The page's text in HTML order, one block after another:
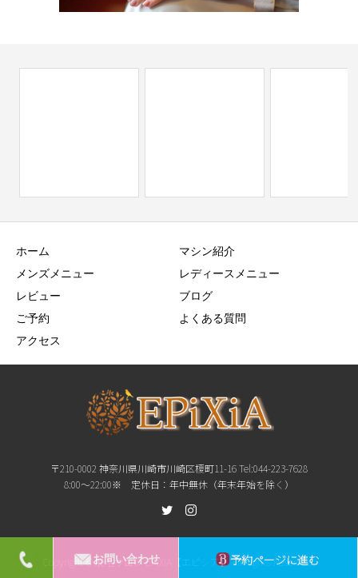
ホーム
マシン紹介
メンズメニュー
レディースメニュー
レビュー
ブログ
ご予約
よくある質問
アクセス
〒210-0002 神奈川県川崎市川崎区榎町11-16 Tel:044-223-7628
8:00〜22:00※ 定休日：年中無休（年末年始を除く）
Copyright © 脱毛サロン EPiXiA【エピシア】 All Rights Reserved.
お問い合わせ 予約ページに進む